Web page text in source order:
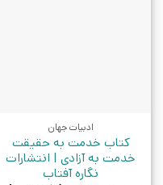
ادبیات جهان
کتاب خدمت به حقیقت
خدمت به آزادی | انتشارات
نگاره آفتاب